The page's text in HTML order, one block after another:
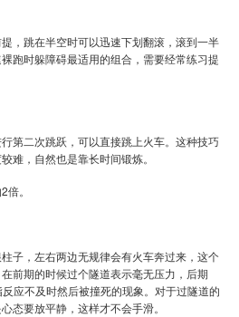
，跳在半空时可以迅速下划翻滚，滚到一半
跑时躲障碍最适用的组合，需要经常练习提
第二次跳跃，可以直接跳上火车。这种技巧
难，自然也是靠长时间锻炼。
。
子，左右两边无规律会有火车奔过来，这个
前期的时候过个隧道表示毫无压力，后期
应不及时然后被撞死的现象。对于过隧道的
态要放平静，这样才不会手滑。